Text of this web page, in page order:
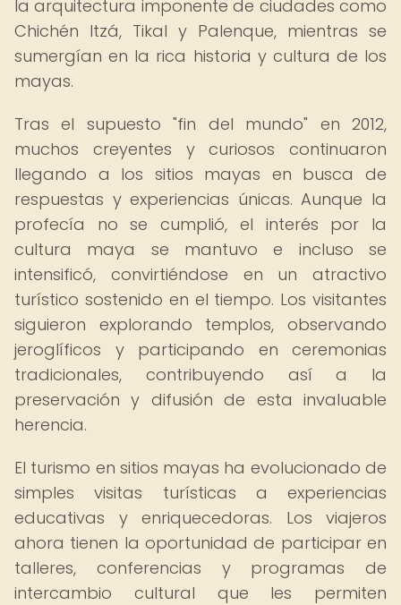
la arquitectura imponente de ciudades como
Chichén Itzá, Tikal y Palenque, mientras se
sumergían en la rica historia y cultura de los
mayas.
Tras el supuesto "fin del mundo" en 2012,
muchos creyentes y curiosos continuaron
llegando a los sitios mayas en busca de
respuestas y experiencias únicas. Aunque la
profecía no se cumplió, el interés por la
cultura maya se mantuvo e incluso se
intensificó, convirtiéndose en un atractivo
turístico sostenido en el tiempo. Los visitantes
siguieron explorando templos, observando
jeroglíficos y participando en ceremonias
tradicionales, contribuyendo así a la
preservación y difusión de esta invaluable
herencia.
El turismo en sitios mayas ha evolucionado de
simples visitas turísticas a experiencias
educativas y enriquecedoras. Los viajeros
ahora tienen la oportunidad de participar en
talleres, conferencias y programas de
intercambio cultural que les permiten